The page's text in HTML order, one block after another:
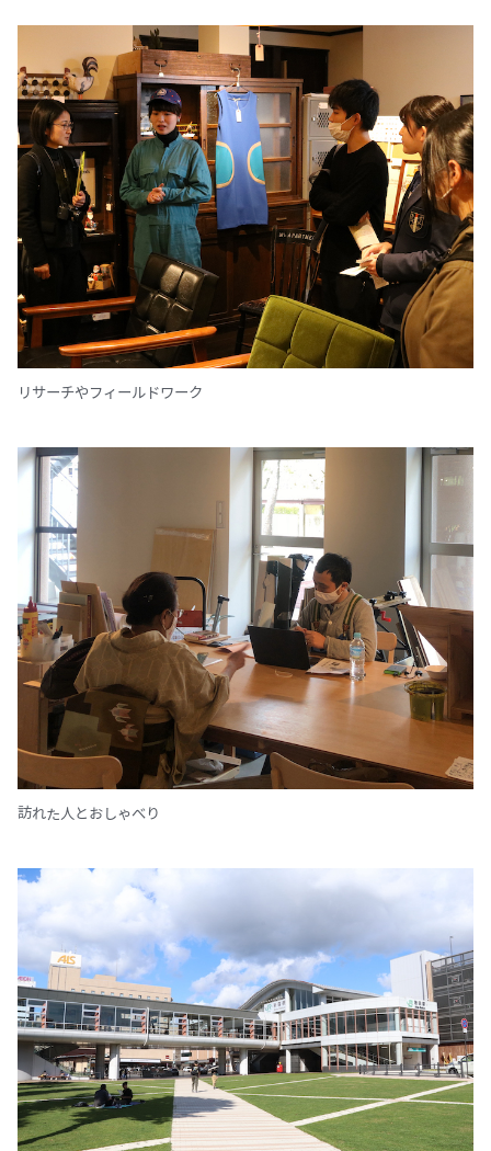
リサーチやフィールドワーク
訪れた人とおしゃべり